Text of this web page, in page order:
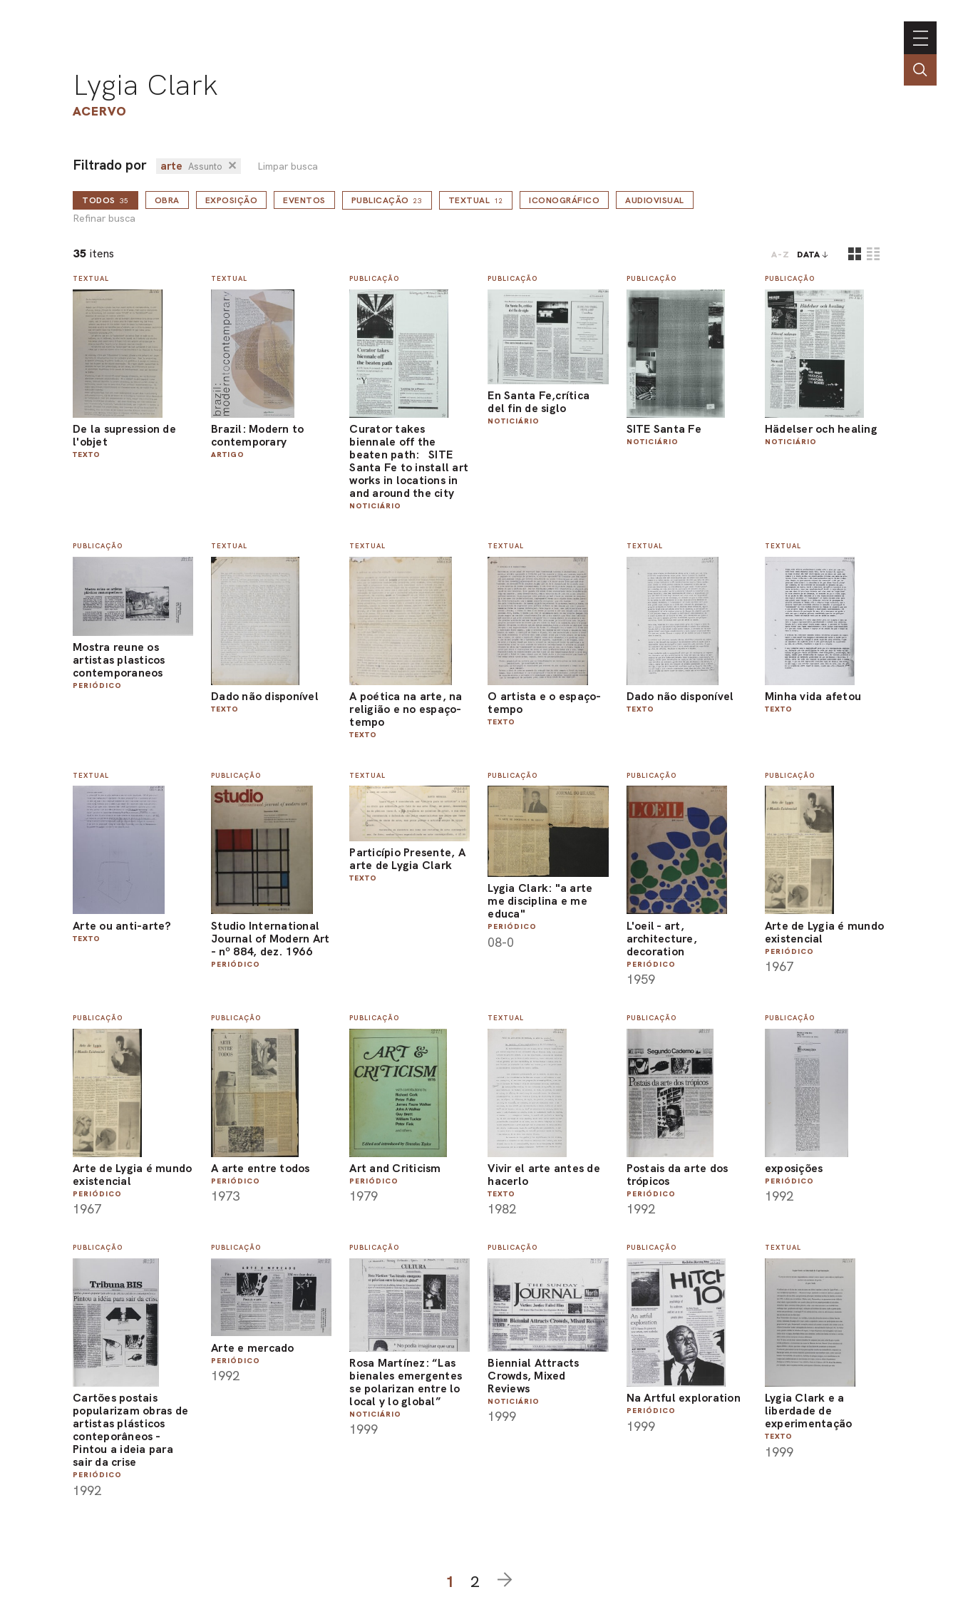
Lygia Clark
ACERVO
Filtrado por arte Assunto ✕ Limpar busca
TODOS 35
Refinar busca
OBRA EXPOSIÇÃO EVENTOS PUBLICAÇÃO 23 TEXTUAL 12 ICONOGRÁFICO AUDIOVISUAL
35 itens A-Z DATA
TEXTUAL
De la supression de
l'objet
TEXTO
TEXTUAL
Brazil: Modern to
contemporary
ARTIGO
PUBLICAÇÃO
Curator takes
biennale off the
beaten path: SITE
Santa Fe to install art
works in locations in
and around the city
NOTICIÁRIO
PUBLICAÇÃO
En Santa Fe,crítica
del fin de siglo
NOTICIÁRIO
PUBLICAÇÃO
SITE Santa Fe
NOTICIÁRIO
PUBLICAÇÃO
Hädelser och healing
NOTICIÁRIO
PUBLICAÇÃO
Mostra reune os
artistas plasticos
contemporaneos
PERIÓDICO
TEXTUAL
Dado não disponível
TEXTO
TEXTUAL
A poética na arte, na
religião e no espaço-
tempo
TEXTO
TEXTUAL
O artista e o espaço-
tempo
TEXTO
TEXTUAL
Dado não disponível
TEXTO
TEXTUAL
Minha vida afetou
TEXTO
TEXTUAL
Arte ou anti-arte?
TEXTO
PUBLICAÇÃO
Studio International
Journal of Modern Art
- nº 884, dez. 1966
PERIÓDICO
TEXTUAL
Particípio Presente, A
arte de Lygia Clark
TEXTO
PUBLICAÇÃO
Lygia Clark: "a arte
me disciplina e me
educa"
PERIÓDICO
08-0
PUBLICAÇÃO
L'oeil - art,
architecture,
decoration
PERIÓDICO
1959
PUBLICAÇÃO
Arte de Lygia é mundo
existencial
PERIÓDICO
1967
PUBLICAÇÃO
Arte de Lygia é mundo
existencial
PERIÓDICO
1967
PUBLICAÇÃO
A arte entre todos
PERIÓDICO
1973
PUBLICAÇÃO
Art and Criticism
PERIÓDICO
1979
TEXTUAL
Vivir el arte antes de
hacerlo
TEXTO
1982
PUBLICAÇÃO
Postais da arte dos
trópicos
PERIÓDICO
1992
PUBLICAÇÃO
exposições
PERIÓDICO
1992
PUBLICAÇÃO
Cartões postais
popularizam obras de
artistas plásticos
conteporâneos -
Pintou a ideia para
sair da crise
PERIÓDICO
1992
PUBLICAÇÃO
Arte e mercado
PERIÓDICO
1992
PUBLICAÇÃO
Rosa Martínez: “Las
bienales emergentes
se polarizan entre lo
local y lo global”
NOTICIÁRIO
1999
PUBLICAÇÃO
Biennial Attracts
Crowds, Mixed
Reviews
NOTICIÁRIO
1999
PUBLICAÇÃO
Na Artful exploration
PERIÓDICO
1999
TEXTUAL
Lygia Clark e a
liberdade de
experimentação
TEXTO
1999
1 2